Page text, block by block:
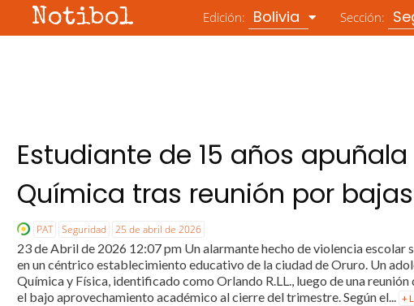
Notibol Edición: Bolivia Sección:
Estudiante de 15 años
Química tras reunión por
PAT Seguridad 25 de abril de 2026
23 de Abril de 2026 12:07 pm Un alarmante hecho de violencia escolar
en un céntrico establecimiento educativo de la ciudad de Oruro. Un
Química y Física, identificado como Orlando R.LL., luego de una
el bajo aprovechamiento académico al cierre del trimestre. Según el... +